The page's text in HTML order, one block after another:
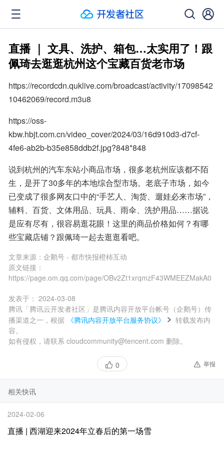
直播 ｜ 文具、洗护、箱包…太实用了！跟
佩琦去逛逛杭州这个宝藏百货老市场
https://recordcdn.quklive.com/broadcast/activity/17098542
10462069/record.m3u8
https://oss-
kbw.hbjt.com.cn/video_cover/2024/03/16d910d3-d7cf-
4fe6-ab2b-b35e858ddb2f.jpg?848*848
说到杭州的汽车东站小商品市场，很多老杭州应该都不陌
生，是开了30多年的本地综合型市场。老底子市场，如今
已变成了很多网友口中的“手艺人、淘货、遛娃必来市场”，
辅料、百货、文体用品、玩具、雨伞、洗护用品……据说
是应有尽有，很容易逛花眼！这里的商品价格如何？有哪
些宝藏店铺？跟佩琦一起去逛逛看吧。
文章来源： 企鹅号 - 都市快报橙柿互动
原文链接：
https://page.om.qq.com/page/OBv2Zt1xrqmzF43WMEEZMakA0
发表于： 2024-03-08
腾讯「腾讯云开发者社区」是腾讯内容开放平台帐号（企鹅号）传
播渠道之一，根据
《腾讯内容开放平台服务协议》
转载发布内
容。
如有侵权，请联系 cloudcommunity@tencent.com 删除。
0 举报
相关快讯
2024-02-06
直播 | 西湖迎来2024年立春后的第一场雪